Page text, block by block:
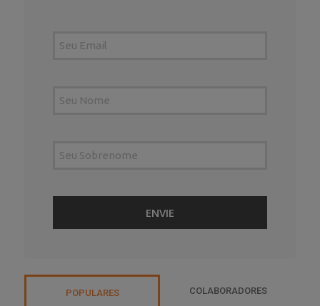
POPULARES COLABORADORES